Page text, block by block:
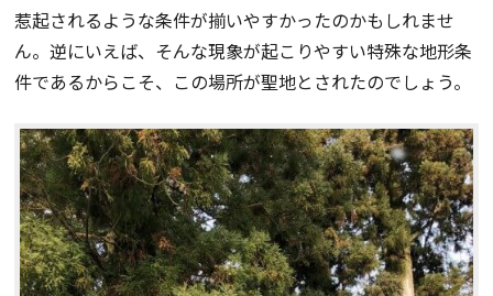
惹起されるような条件が揃いやすかったのかもしれませ
ん。逆にいえば、そんな現象が起こりやすい特殊な地形条
件であるからこそ、この場所が聖地とされたのでしょう。